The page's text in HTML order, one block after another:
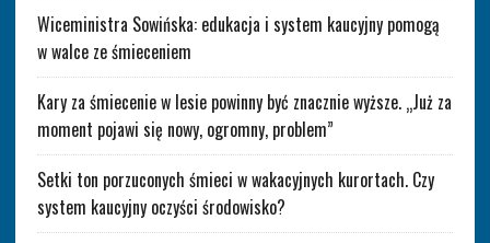
Wiceministra Sowińska: edukacja i system kaucyjny pomogą
w walce ze śmieceniem
Kary za śmiecenie w lesie powinny być znacznie wyższe. „Już za
moment pojawi się nowy, ogromny, problem”
Setki ton porzuconych śmieci w wakacyjnych kurortach. Czy
system kaucyjny oczyści środowisko?